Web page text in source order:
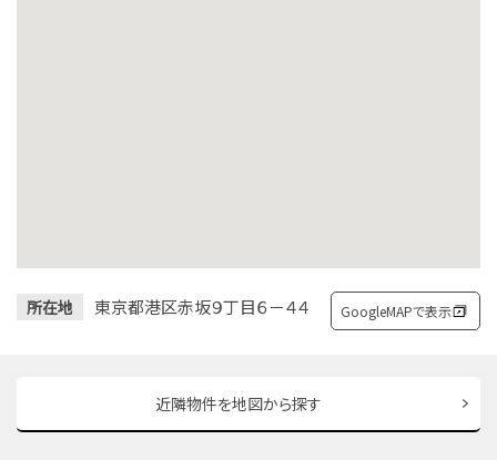
所在地 東京都港区赤坂９丁目６－４４ GoogleMAPで表示
近隣物件を地図から探す